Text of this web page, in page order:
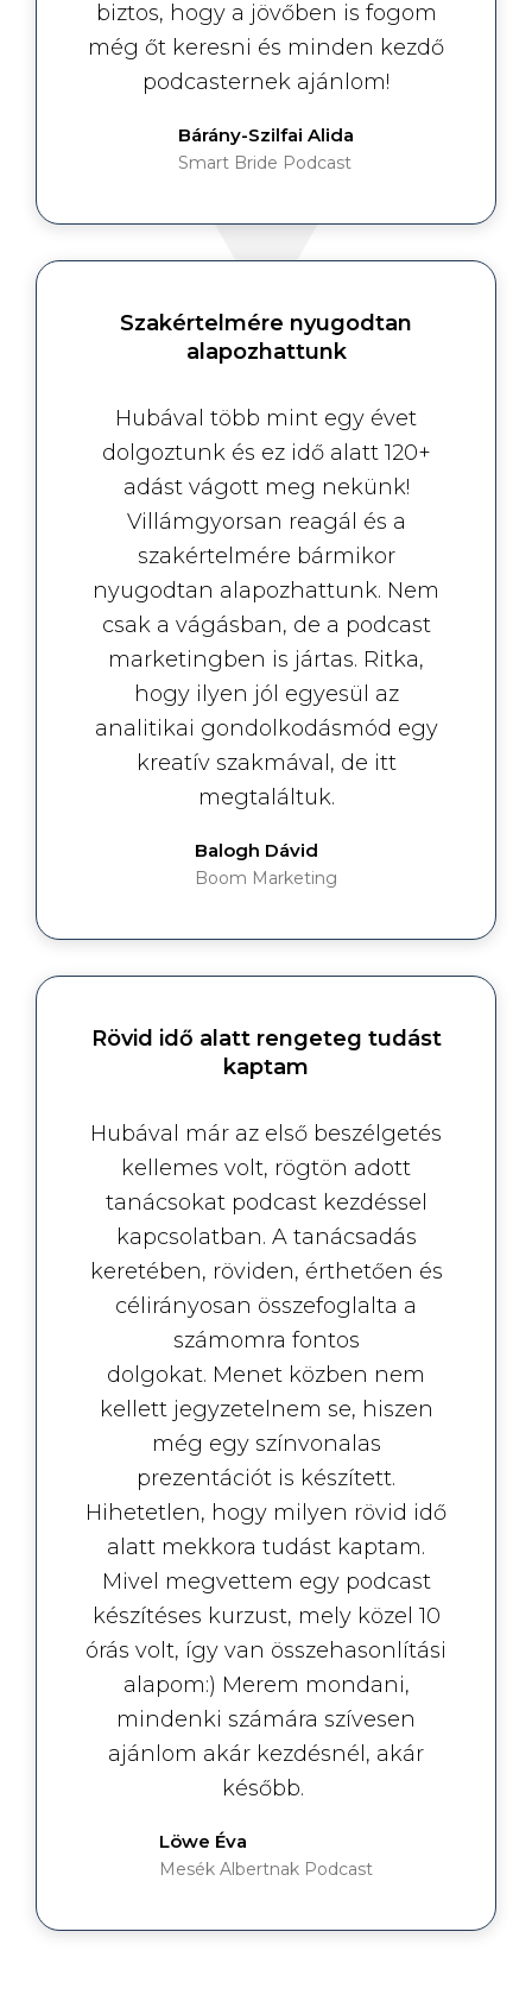
biztos, hogy a jövőben is fogom
még őt keresni és minden kezdő
podcasternek ajánlom!
Bárány-Szilfai Alida
Smart Bride Podcast
Szakértelmére nyugodtan
alapozhattunk
Hubával több mint egy évet
dolgoztunk és ez idő alatt 120+
adást vágott meg nekünk!
Villámgyorsan reagál és a
szakértelmére bármikor
nyugodtan alapozhattunk. Nem
csak a vágásban, de a podcast
marketingben is jártas. Ritka,
hogy ilyen jól egyesül az
analitikai gondolkodásmód egy
kreatív szakmával, de itt
megtaláltuk.
Balogh Dávid
Boom Marketing
Rövid idő alatt rengeteg tudást
kaptam
Hubával már az első beszélgetés
kellemes volt, rögtön adott
tanácsokat podcast kezdéssel
kapcsolatban. A tanácsadás
keretében, röviden, érthetően és
célirányosan összefoglalta a
számomra fontos
dolgokat. Menet közben nem
kellett jegyzetelnem se, hiszen
még egy színvonalas
prezentációt is készített.
Hihetetlen, hogy milyen rövid idő
alatt mekkora tudást kaptam.
Mivel megvettem egy podcast
készítéses kurzust, mely közel 10
órás volt, így van összehasonlítási
alapom:) Merem mondani,
mindenki számára szívesen
ajánlom akár kezdésnél, akár
később.
Löwe Éva
Mesék Albertnak Podcast